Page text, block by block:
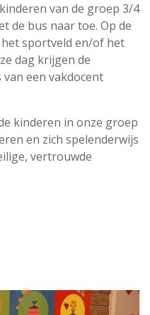
van de groep 3/4
de bus naar toe. Op de
sportveld en/of het
dag krijgen de
een vakdocent
kinderen in onze groep
en zich spelenderwijs
vertrouwde